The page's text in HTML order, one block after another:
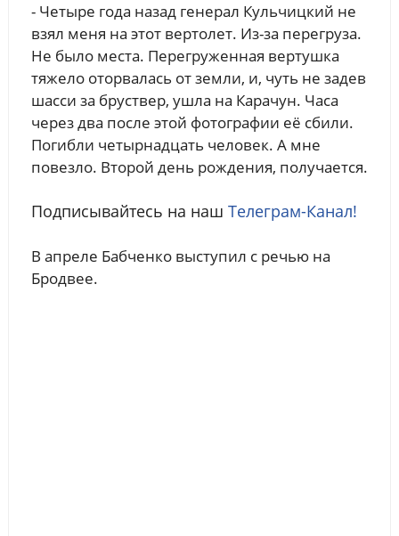
- Четыре года назад генерал Кульчицкий не
взял меня на этот вертолет. Из-за перегруза.
Не было места. Перегруженная вертушка
тяжело оторвалась от земли, и, чуть не задев
шасси за бруствер, ушла на Карачун. Часа
через два после этой фотографии её сбили.
Погибли четырнадцать человек. А мне
повезло. Второй день рождения, получается.
Подписывайтесь на наш Телеграм-Канал!
В апреле Бабченко выступил с речью на
Бродвее.